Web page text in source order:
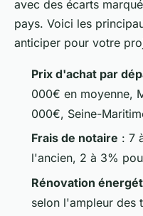
avec des écarts
pays. Voici les
anticiper pour votre
Prix d'achat par
000€ en moyenne,
000€, Seine-
Frais de notaire : 7
l'ancien, 2 à 3%
Rénovation
selon l'ampleur des